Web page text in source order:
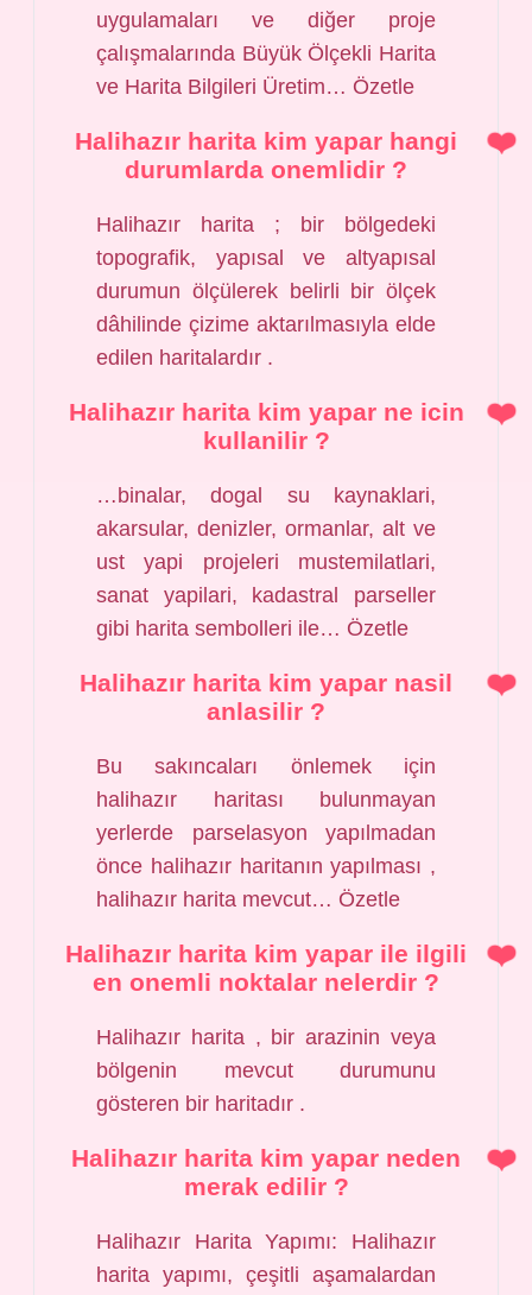
uygulamaları ve diğer proje
çalışmalarında Büyük Ölçekli Harita
ve Harita Bilgileri Üretim… Özetle
Halihazır harita kim yapar hangi
durumlarda onemlidir ?
Halihazır harita ; bir bölgedeki
topografik, yapısal ve altyapısal
durumun ölçülerek belirli bir ölçek
dâhilinde çizime aktarılmasıyla elde
edilen haritalardır .
Halihazır harita kim yapar ne icin
kullanilir ?
…binalar, dogal su kaynaklari,
akarsular, denizler, ormanlar, alt ve
ust yapi projeleri mustemilatlari,
sanat yapilari, kadastral parseller
gibi harita sembolleri ile… Özetle
Halihazır harita kim yapar nasil
anlasilir ?
Bu sakıncaları önlemek için
halihazır haritası bulunmayan
yerlerde parselasyon yapılmadan
önce halihazır haritanın yapılması ,
halihazır harita mevcut… Özetle
Halihazır harita kim yapar ile ilgili
en onemli noktalar nelerdir ?
Halihazır harita , bir arazinin veya
bölgenin mevcut durumunu
gösteren bir haritadır .
Halihazır harita kim yapar neden
merak edilir ?
Halihazır Harita Yapımı: Halihazır
harita yapımı, çeşitli aşamalardan